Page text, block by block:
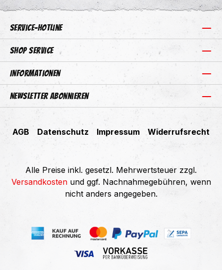
Service-Hotline
Shop Service
Informationen
Newsletter abonnieren
AGB Datenschutz Impressum Widerrufsrecht
Alle Preise inkl. gesetzl. Mehrwertsteuer zzgl.
Versandkostenund ggf. Nachnahmegebühren, wenn
nicht anders angegeben.